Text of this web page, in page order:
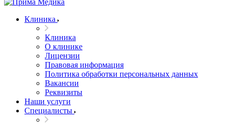
Клиника
Клиника
О клинике
Лицензии
Правовая информация
Политика обработки персональных данных
Вакансии
Реквизиты
Наши услуги
Специалисты